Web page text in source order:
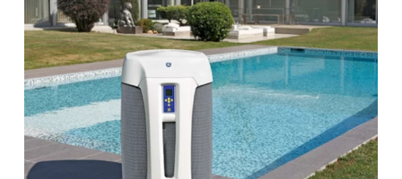
Contrôler
et
entretenir
ses
équipements
piscine